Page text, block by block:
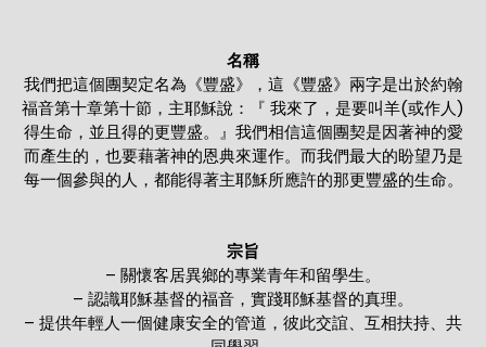
名稱
我們把這個團契定名為《豐盛》，這《豐盛》兩字是出於約翰
福音第十章第十節，主耶穌說：『 我來了，是要叫羊(或作人)
得生命，並且得的更豐盛。』我們相信這個團契是因著神的愛
而產生的，也要藉著神的恩典來運作。而我們最大的盼望乃是
每一個參與的人，都能得著主耶穌所應許的那更豐盛的生命。
宗旨
– 關懷客居異鄉的專業青年和留學生。
– 認識耶穌基督的福音，實踐耶穌基督的真理。
– 提供年輕人一個健康安全的管道，彼此交誼、互相扶持、共